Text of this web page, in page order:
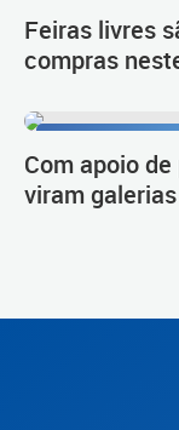
Feiras livres
compras
Com apoio
viram